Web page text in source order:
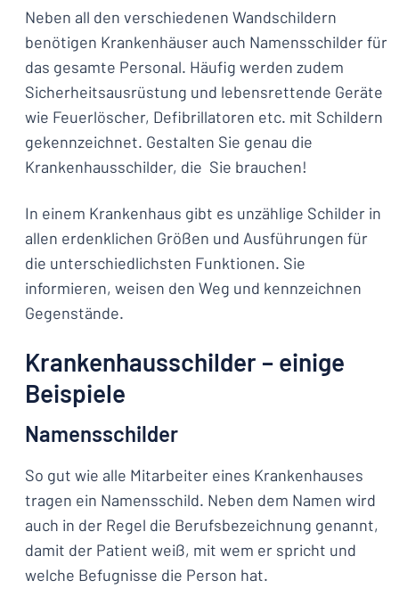
Neben all den verschiedenen Wandschildern
benötigen Krankenhäuser auch Namensschilder für
das gesamte Personal. Häufig werden zudem
Sicherheitsausrüstung und lebensrettende Geräte
wie Feuerlöscher, Defibrillatoren etc. mit Schildern
gekennzeichnet. Gestalten Sie genau die
Krankenhausschilder, die Sie brauchen!
In einem Krankenhaus gibt es unzählige Schilder in
allen erdenklichen Größen und Ausführungen für
die unterschiedlichsten Funktionen. Sie
informieren, weisen den Weg und kennzeichnen
Gegenstände.
Krankenhausschilder – einige
Beispiele
Namensschilder
So gut wie alle Mitarbeiter eines Krankenhauses
tragen ein Namensschild. Neben dem Namen wird
auch in der Regel die Berufsbezeichnung genannt,
damit der Patient weiß, mit wem er spricht und
welche Befugnisse die Person hat.